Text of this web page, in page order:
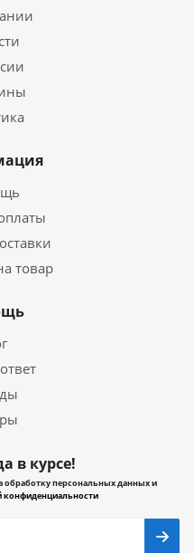
товар
в курсе!
обработку персональных данных и
конфиденциальности